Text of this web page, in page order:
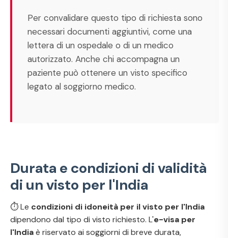
Per convalidare questo tipo di richiesta sono
necessari documenti aggiuntivi, come una
lettera di un ospedale o di un medico
autorizzato. Anche chi accompagna un
paziente può ottenere un visto specifico
legato al soggiorno medico.
Durata e condizioni di validità
di un visto per l'India
⏱️ Le condizioni di idoneità per il visto per l'India
dipendono dal tipo di visto richiesto. L'e-visa per
l'Indiaè riservato ai soggiorni di breve durata,